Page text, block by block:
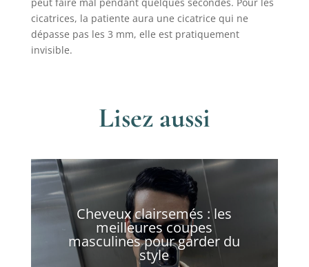
cicatrices, la patiente aura une cicatrice qui ne
dépasse pas les 3 mm, elle est pratiquement
invisible.
Lisez aussi
Cheveux clairsemés : les
meilleures coupes
masculines pour garder du
style